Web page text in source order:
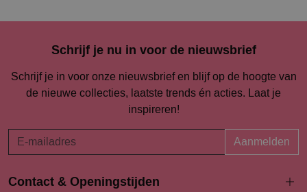
Schrijf je nu in voor de nieuwsbrief
Schrijf je in voor onze nieuwsbrief en blijf op de hoogte van
de nieuwe collecties, laatste trends én acties. Laat je
inspireren!
Aanmelden
Contact & Openingstijden